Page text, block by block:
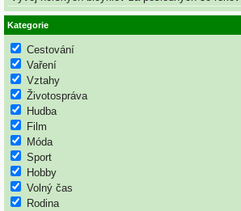
Kategorie
Cestování
Vaření
Vztahy
Životospráva
Hudba
Film
Móda
Sport
Hobby
Volný čas
Rodina